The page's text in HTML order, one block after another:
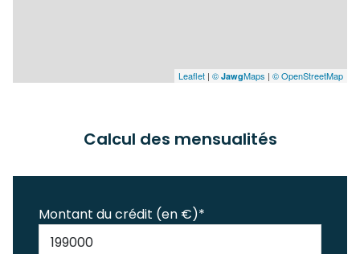
Leaflet | © JawgMaps | © OpenStreetMap
Calcul des mensualités
Montant du crédit (en €)*